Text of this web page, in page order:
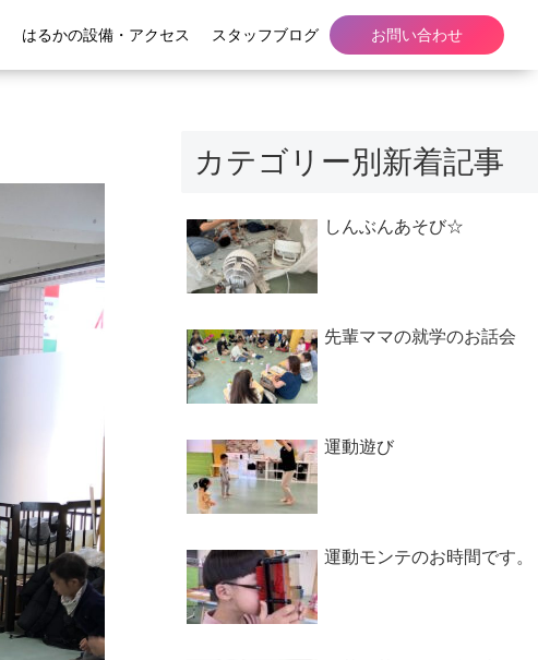
はるかの設備・アクセス スタッフブログ お問い合わせ
カテゴリー別新着記事
しんぶんあそび☆
先輩ママの就学のお話会
運動遊び
運動モンテのお時間です。